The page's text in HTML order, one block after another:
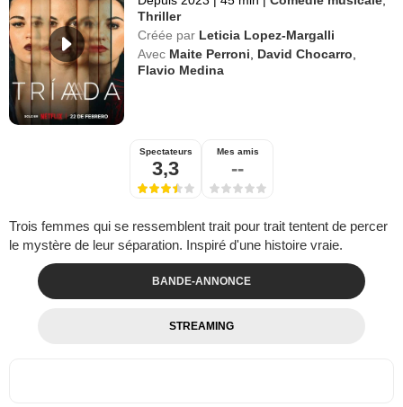
Thriller
Créée par Leticia Lopez-Margalli
Avec Maite Perroni David Chocarro
Flavio Medina
Spectateurs
3,3
Mes amis
--
Trois femmes qui se ressemblent trait pour trait tentent de percer
le mystère de leur séparation. Inspiré d'une histoire vraie.
BANDE-ANNONCE
STREAMING